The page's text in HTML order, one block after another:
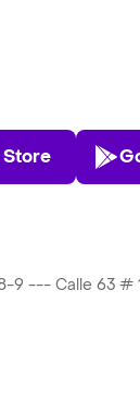
App Store
9 --- Calle 63